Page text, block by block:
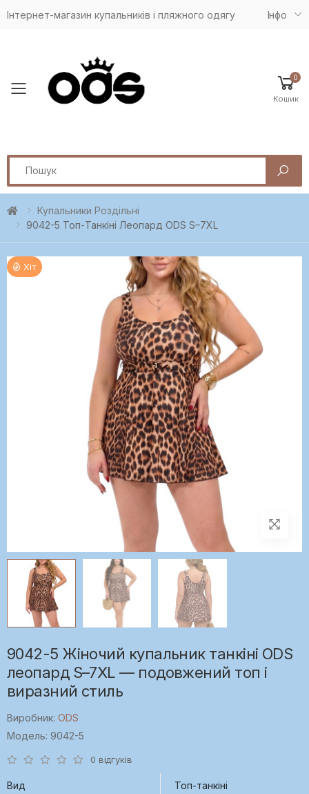
Інтернет-магазин купальників і пляжного одягу Iнфо
Toggle mobile menu
0
Кошик
Search
Купальники Роздільні
9042-5 Топ-Танкіні Леопард ODS S–7XL
Хіт
9042-5 Жіночий купальник танкіні ODS
леопард S–7XL — подовжений топ і
виразний стиль
Виробник: ODS
Модель: 9042-5
0 відгуків
Вид Топ-танкіні